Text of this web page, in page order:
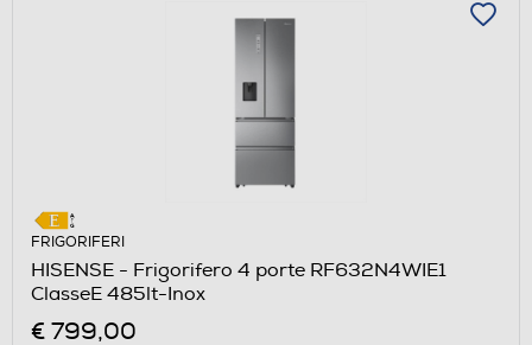
FRIGORIFERI
HISENSE - Frigorifero 4 porte RF632N4WIE1
ClasseE 485lt-Inox
€ 799,00